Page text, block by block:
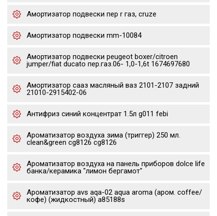
Амортизатор подвески пер r газ, cruze
Амортизатор подвески mm-10084
Амортизатор подвески peugeot boxer/citroen
jumper/fiat ducato пер.газ.06- 1,0-1,6t 1674697680
Амортизатор сааз масляный ваз 2101-2107 задний
21010-2915402-06
Антифриз синий концентрат 1.5л g011 febi
Ароматизатор воздуха зима (триггер) 250 мл.
clean&green cg8126 cg8126
Ароматизатор воздуха на панель приборов dolce life
банка/керамика "лимон бергамот"
Ароматизатор avs aqa-02 aqua aroma (аром. coffee/
кофе) (жидкостный) a85188s